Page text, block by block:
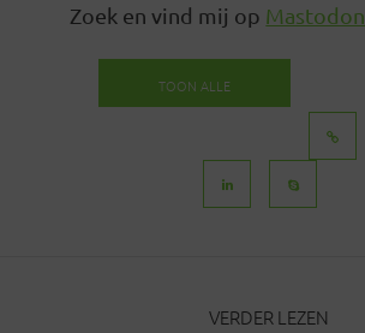
Zoek en vind mij op Mastodon
TOON ALLE
VERDER LEZEN